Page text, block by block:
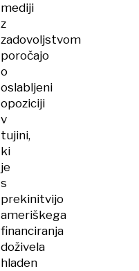
mediji
z
zadovoljstvom
poročajo
o
oslabljeni
opoziciji
v
tujini,
ki
je
s
prekinitvijo
ameriškega
financiranja
doživela
hladen